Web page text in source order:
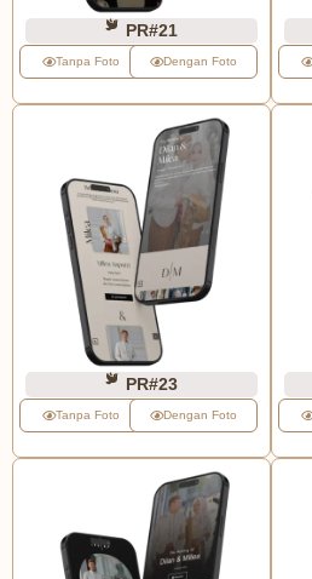
PR#21
Tanpa Foto Dengan Foto
PR#23
Tanpa Foto Dengan Foto